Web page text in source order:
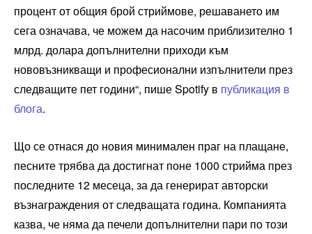
процент от общия брой стриймове, решаването им
сега означава, че можем да насочим приблизително 1
млрд. долара допълнителни приходи към
нововъзникващи и професионални изпълнители през
следващите пет години“, пише Spotify в публикация в
блога.
Що се отнася до новия минимален праг на плащане,
песните трябва да достигнат поне 1000 стрийма през
последните 12 месеца, за да генерират авторски
възнаграждения от следващата година. Компанията
казва, че няма да печели допълнителни пари по този